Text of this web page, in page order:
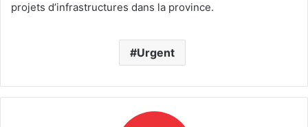
projets d’infrastructures dans la province.
Urgent